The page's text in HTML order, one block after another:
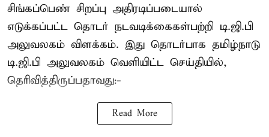
சிங்கப்பெண் சிறப்பு அதிரடிப்படையால்
எடுக்கப்பட்ட தொடர் நடவடிக்கைகள்பற்றி டி.ஜி.பி
அலுவலகம் விளக்கம். இது தொடர்பாக தமிழ்நாடு
டி.ஜி.பி அலுவலகம் வெளியிட்ட செய்தியில்,
தெரிவித்திருப்பதாவது:-
Read More